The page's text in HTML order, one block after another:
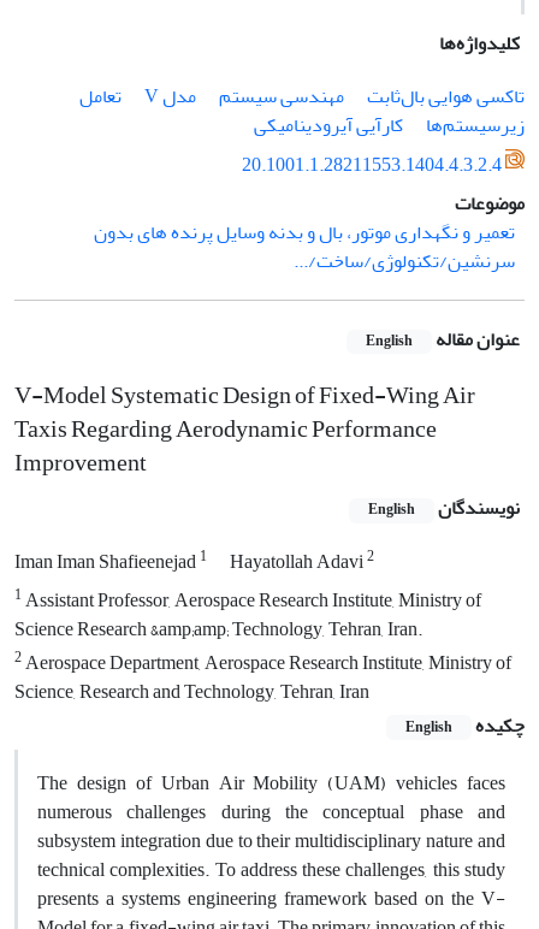
کلیدواژه‌ها
تاکسی هوایی بال‌ثابت
مهندسی سیستم مدل V
تعامل
زیرسیستم‌ها
کارآیی آیرودینامیکی
20.1001.1.28211553.1404.4.3.2.4
موضوعات
تعمیر و نگهداری موتور، بال و بدنه وسایل پرنده های بدون
سرنشین/تکنولوژی/ساخت/...
عنوان مقاله English
V-Model Systematic Design of Fixed-Wing Air
Taxis Regarding Aerodynamic Performance
Improvement
نویسندگان English
Iman Iman Shafieenejad1 Hayatollah Adavi2
1Assistant Professor, Aerospace Research Institute, Ministry of
Science Research &amp;amp; Technology, Tehran, Iran.
2Aerospace Department, Aerospace Research Institute, Ministry of
Science, Research and Technology, Tehran, Iran
چکیده
English
The design of Urban Air Mobility (UAM) vehicles faces
numerous challenges during the conceptual phase and
subsystem integration due to their multidisciplinary nature and
technical complexities. To address these challenges, this study
presents a systems engineering framework based on the V-